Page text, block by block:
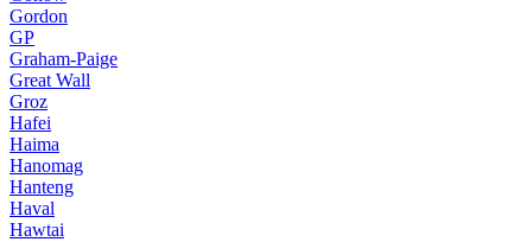
Gordon
GP
Graham-Paige
Great Wall
Groz
Hafei
Haima
Hanomag
Hanteng
Haval
Hawtai